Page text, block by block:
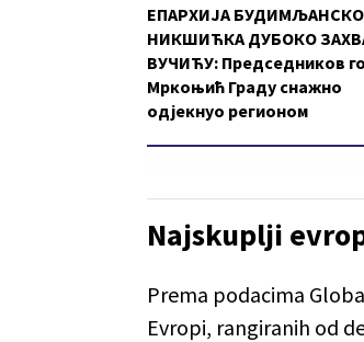
ЕПАРХИЈА
НИКШИЋКА ДУБОКО
ВУЧИЋУ: Председников
Мркоњић Граду снажно
одјекнуо регионом
Najskuplji
Prema podacima
Evropi, rangiranih od